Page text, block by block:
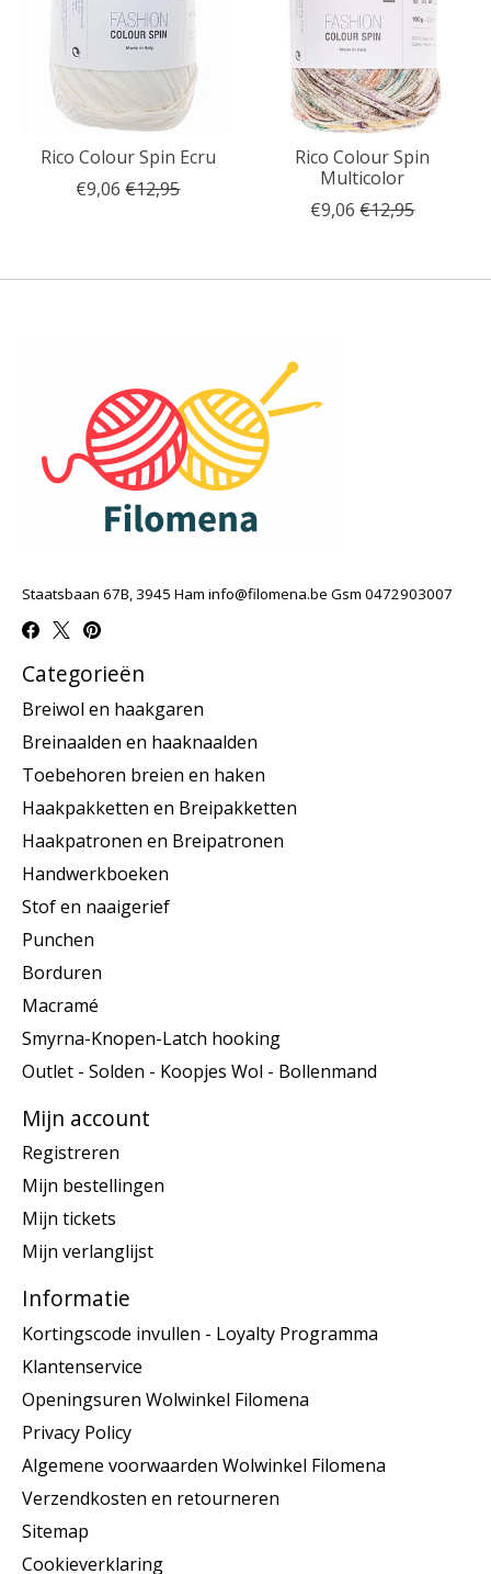
Rico Colour Spin Ecru
€9,06 €12,95
Rico Colour Spin
Multicolor
€9,06 €12,95
Staatsbaan 67B, 3945 Ham info@filomena.be Gsm 0472903007
Categorieën
Breiwol en haakgaren
Breinaalden en haaknaalden
Toebehoren breien en haken
Haakpakketten en Breipakketten
Haakpatronen en Breipatronen
Handwerkboeken
Stof en naaigerief
Punchen
Borduren
Macramé
Smyrna-Knopen-Latch hooking
Outlet - Solden - Koopjes Wol - Bollenmand
Mijn account
Registreren
Mijn bestellingen
Mijn tickets
Mijn verlanglijst
Informatie
Kortingscode invullen - Loyalty Programma
Klantenservice
Openingsuren Wolwinkel Filomena
Privacy Policy
Algemene voorwaarden Wolwinkel Filomena
Verzendkosten en retourneren
Sitemap
Cookieverklaring